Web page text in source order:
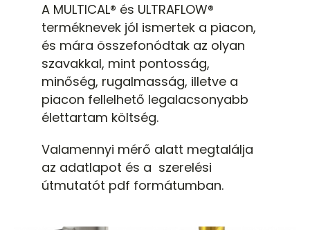
A MULTICAL® és ULTRAFLOW®
terméknevek jól ismertek a piacon,
és mára összefonódtak az olyan
szavakkal, mint pontosság,
minőség, rugalmasság, illetve a
piacon fellelhető legalacsonyabb
élettartam költség.
Valamennyi mérő alatt megtalálja
az adatlapot és a szerelési
útmutatót pdf formátumban.